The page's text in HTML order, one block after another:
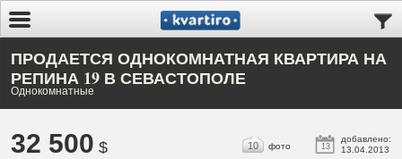
ПРОДАЕТСЯ ОДНОКОМНАТНАЯ КВАРТИРА НА
РЕПИНА 19 В СЕВАСТОПОЛЕ
Однокомнатные
32 500 $ 13
добавлено:
13.04.2013
10 фото